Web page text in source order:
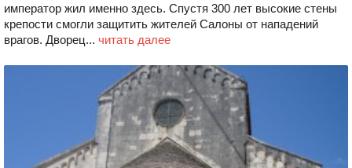
император жил именно здесь. Спустя 300 лет высокие стены
крепости смогли защитить жителей Салоны от нападений
врагов. Дворец... читать далее